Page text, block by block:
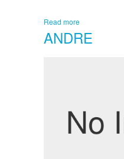
Read more
ANDRE